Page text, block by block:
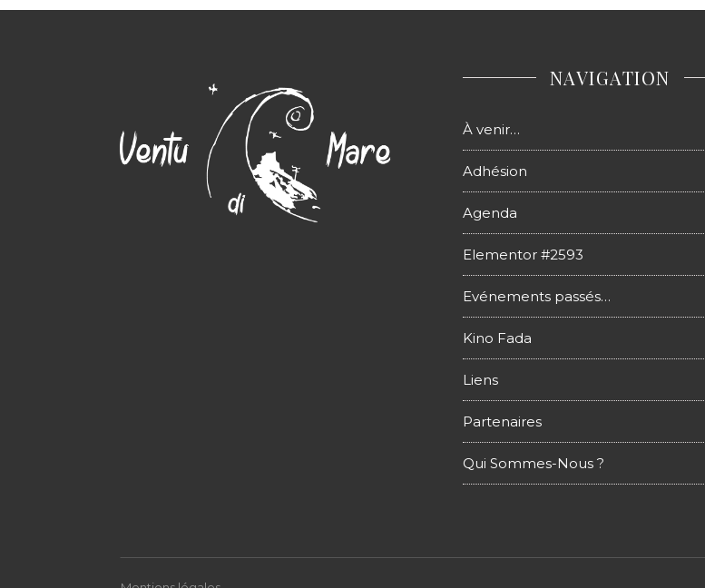
NAVIGATION
À venir…
Adhésion
Agenda
Elementor #2593
Evénements passés…
Kino Fada
Liens
Partenaires
Qui Sommes-Nous ?